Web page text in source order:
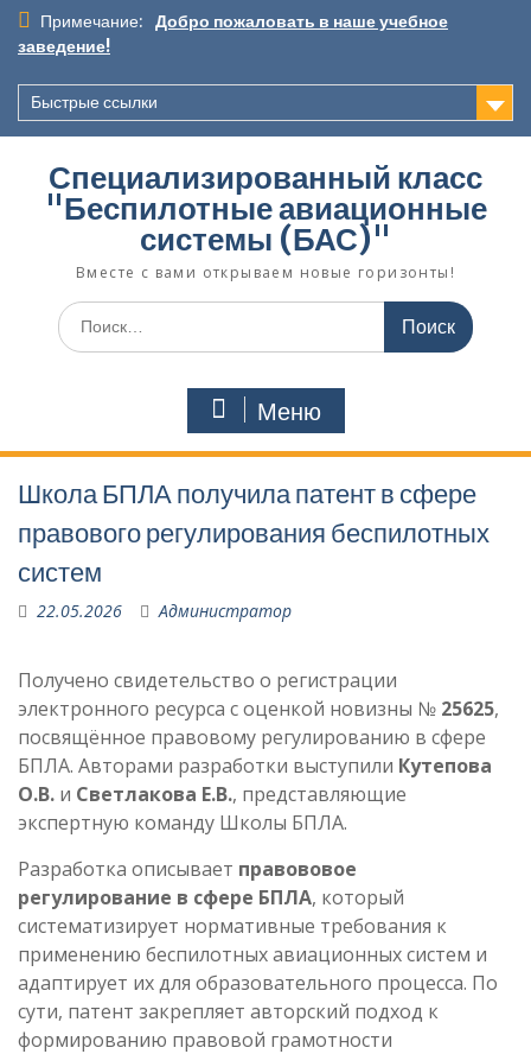
Перейти
содержимому
Примечание:
Добро пожаловать в наше учебное
заведение!
Быстрые ссылки
Специализированный класс
"Беспилотные авиационные
системы (БАС)"
Вместе с вами открываем новые горизонты!
Поиск
по:
Меню
Школа БПЛА получила патент в сфере
правового регулирования беспилотных
систем
22.05.2026 Администратор
Получено свидетельство о регистрации
электронного ресурса с оценкой новизны № 25625,
посвящённое правовому регулированию в сфере
БПЛА. Авторами разработки выступили Кутепова
О.В. и Светлакова Е.В., представляющие
экспертную команду Школы БПЛА.
Разработка описывает правововое
регулирование в сфере БПЛА, который
систематизирует нормативные требования к
применению беспилотных авиационных систем и
адаптирует их для образовательного процесса. По
сути, патент закрепляет авторский подход к
формированию правовой грамотности